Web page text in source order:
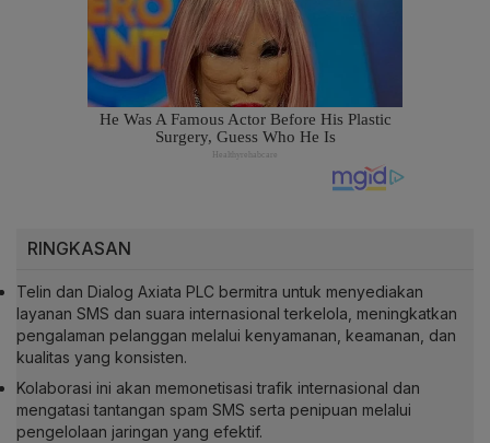
RINGKASAN
Telin dan Dialog Axiata PLC bermitra untuk menyediakan
layanan SMS dan suara internasional terkelola, meningkatkan
pengalaman pelanggan melalui kenyamanan, keamanan, dan
kualitas yang konsisten.
Kolaborasi ini akan memonetisasi trafik internasional dan
mengatasi tantangan spam SMS serta penipuan melalui
pengelolaan jaringan yang efektif.